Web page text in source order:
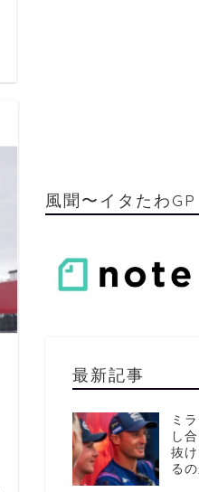
風聞〜イタたわGP
最新記事
ミ
し
抜
るの